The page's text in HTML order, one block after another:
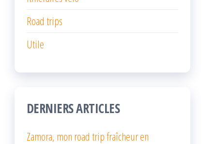
Road trips
Utile
DERNIERS ARTICLES
Zamora, mon road trip fraîcheur en